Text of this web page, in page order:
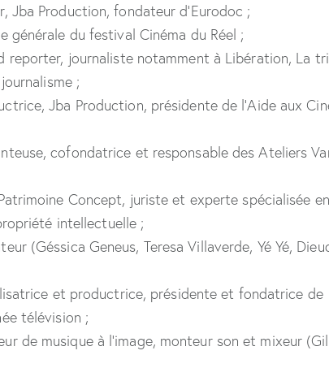
Jba Production, fondateur d’Eurodoc ;
générale du festival Cinéma du Réel ;
reporter, journaliste notamment à Libération, La
;
Jba Production, présidente de l’Aide aux
cofondatrice et responsable des Ateliers
Concept, juriste et experte spécialisée en
intellectuelle ;
(Géssica Geneus, Teresa Villaverde, Yé Yé,
et productrice, présidente et fondatrice de
télévision ;
de musique à l’image, monteur son et mixeur